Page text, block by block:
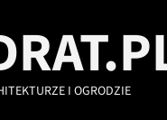
I OGRODZIE